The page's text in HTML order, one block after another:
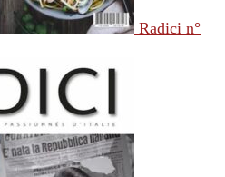
Radici n°